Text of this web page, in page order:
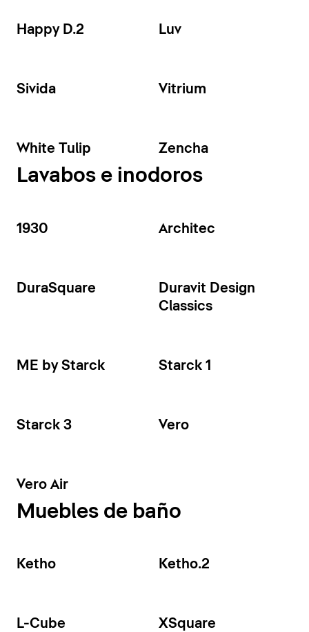
Happy D.2 Luv
Sivida Vitrium
White Tulip Zencha
Lavabos e inodoros
1930 Architec
DuraSquare
Duravit Design
Classics
ME by Starck Starck 1
Starck 3 Vero
Vero Air
Muebles de baño
Ketho Ketho.2
L-Cube XSquare